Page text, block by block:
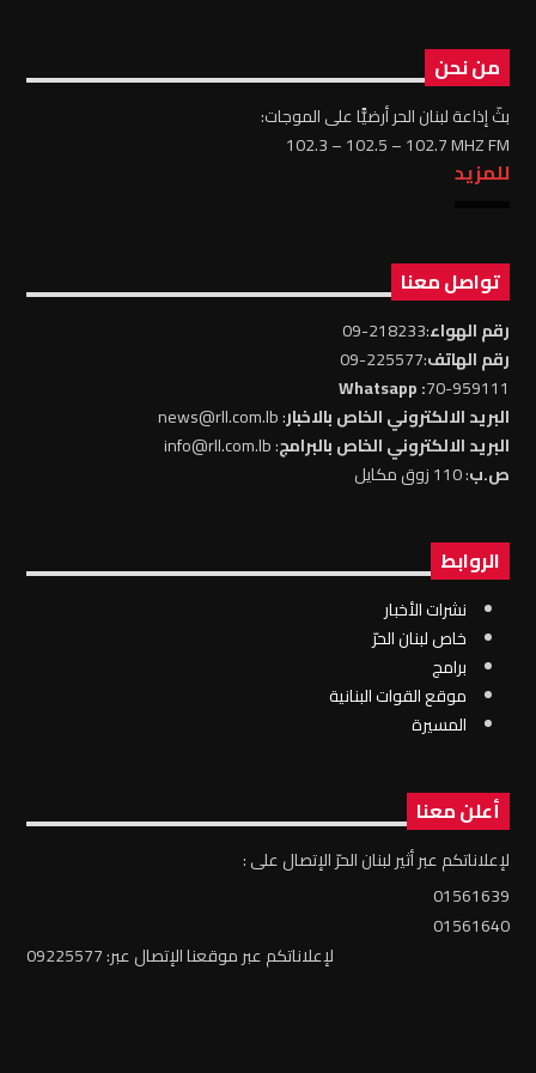
من نحن
بثّ إذاعة لبنان الحر أرضيًّا على الموجات:
102.3 – 102.5 – 102.7 MHZ FM
للمزيد
تواصل معنا
رقم الهواء:218233-09
رقم الهاتف:225577-09
70-959111
: Whatsapp
البريد الالكتروني الخاص بالاخبار: news@rll.com.lb
البريد الالكتروني الخاص بالبرامج: info@rll.com.lb
ص.ب: 110 زوق مكايل
الروابط
نشرات الأخبار
خاص لبنان الحرّ
برامج
موقع القوات البنانية
المسيرة
أعلن معنا
لإعلاناتكم عبر أثير لبنان الحرّ الإتصال على :
01561639
01561640
لإعلاناتكم عبر موقعنا الإتصال عبر: 09225577